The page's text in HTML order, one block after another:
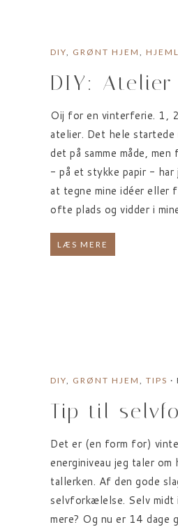
DIY, GRØNT HJEM ,
DIY:
Oij for en vinterferie. 1,
atelier. Det hele startede
det på samme måde,
- på et stykke papir - har
at tegne mine idéer eller
ofte plads og vidder i
LÆS MERE
DIY, GRØNT HJEM , TIPS ·
Tip til
Det er (en form for)
energiniveau jeg taler om
tallerken. Af den gode
selvforkælelse. Selv midt
mere? Og nu er 14 dage